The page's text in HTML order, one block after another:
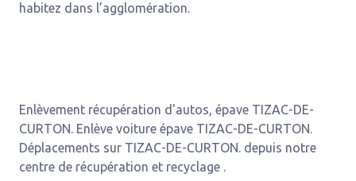
habitez dans l’agglomération.
Enlèvement récupération d'autos, épave TIZAC-DE-
CURTON. Enlève voiture épave TIZAC-DE-CURTON.
Déplacements sur TIZAC-DE-CURTON. depuis notre
centre de récupération et recyclage .